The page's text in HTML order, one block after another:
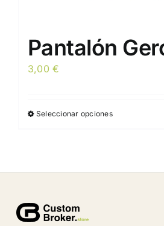
Pantalón
3,00€
Seleccionar opcionesEste